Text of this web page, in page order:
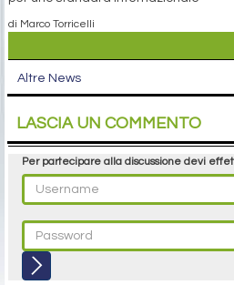
di Marco Torricelli
Altre News
LASCIA UN COMMENTO
Per partecipare alla discussione devi